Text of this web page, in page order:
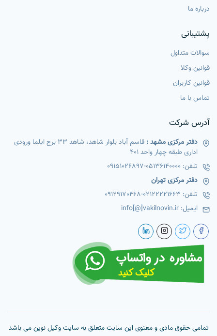
درباره ما
پشتیبانی
سوالات متداول
قوانین وکلا
قوانین کاربران
تماس با ما
آدرس شرکت
دفتر مرکزی مشهد :
قاسم آباد بلوار شاهد، شاهد 33 برج ایلما ورودی
اداری طبقه چهار واحد 401
تلفن: 05136140000
-
09151026897
دفتر مرکزی تهران
تلفن: 02122221663
-
09129170468
ایمیل: info[@]vakilnovin.ir
تمامی حقوق مادی و معنوی این سایت متعلق به سایت وکیل نوین می باشد